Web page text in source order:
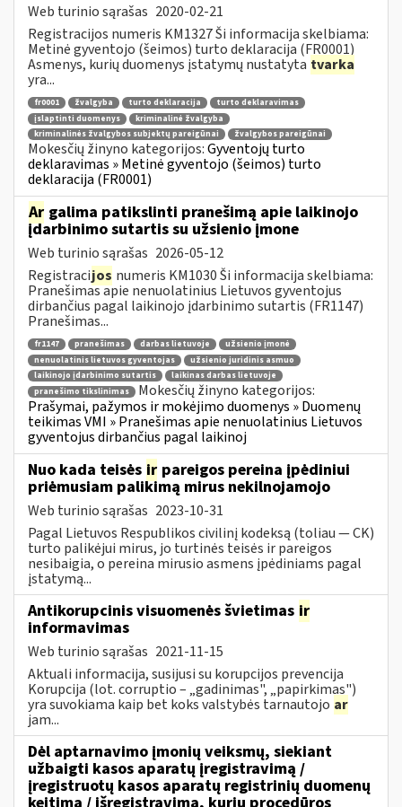
Web turinio sąrašas 2020-02-21
Registracijos numeris KM1327 Ši informacija skelbiama:
Metinė gyventojo (šeimos) turto deklaracija (FR0001)
Asmenys, kurių duomenys įstatymų nustatyta tvarka
yra...
fr0001 žvalgyba turto deklaracija
turto deklaravimas
įslaptinti duomenys
kriminalinė žvalgyba
kriminalinės žvalgybos subjektų pareigūnai
žvalgybos pareigūnai
Mokesčių žinyno kategorijos:Gyventojų turto
deklaravimas » Metinė gyventojo (šeimos) turto
deklaracija (FR0001)
Ar galima patikslinti pranešimą apie laikinojo
įdarbinimo sutartis su užsienio įmone
Web turinio sąrašas 2026-05-12
Registracijos numeris KM1030 Ši informacija skelbiama:
Pranešimas apie nenuolatinius Lietuvos gyventojus
dirbančius pagal laikinojo įdarbinimo sutartis (FR1147)
Pranešimas...
fr1147 pranešimas darbas lietuvoje
užsienio įmonė
nenuolatinis lietuvos gyventojas
užsienio juridinis asmuo
laikinojo įdarbinimo sutartis
laikinas darbas lietuvoje
pranešimo tikslinimas
Mokesčių žinyno kategorijos:
Prašymai, pažymos ir mokėjimo duomenys » Duomenų
teikimas VMI » Pranešimas apie nenuolatinius Lietuvos
gyventojus dirbančius pagal laikinoj
Nuo kada teisės ir pareigos pereina įpėdiniui
priėmusiam palikimą mirus nekilnojamojo
Web turinio sąrašas 2023-10-31
Pagal Lietuvos Respublikos civilinį kodeksą (toliau ― CK)
turto palikėjui mirus, jo turtinės teisės ir pareigos
nesibaigia, o pereina mirusio asmens įpėdiniams pagal
įstatymą...
Antikorupcinis visuomenės švietimas ir
informavimas
Web turinio sąrašas 2021-11-15
Aktuali informacija, susijusi su korupcijos prevencija
Korupcija (lot. corruptio – „gadinimas", „papirkimas")
yra suvokiama kaip bet koks valstybės tarnautojo ar
jam...
Dėl aptarnavimo įmonių veiksmų, siekiant
užbaigti kasos aparatų įregistravimą /
įregistruotų kasos aparatų registrinių duomenų
keitimą / išregistravimą, kurių procedūros